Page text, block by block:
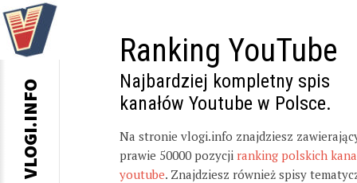
Ranking YouTube
Najbardziej kompletny spis
kanałów Youtube w Polsce.
Na stronie vlogi.info znajdziesz
prawie 50000 pozycji ranking polskich
youtube. Znajdziesz również spisy
VLOGI.INFO